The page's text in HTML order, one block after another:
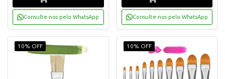
Consulte-nos pelo WhatsApp Consulte-nos pelo WhatsApp
10% OFF 10% OFF